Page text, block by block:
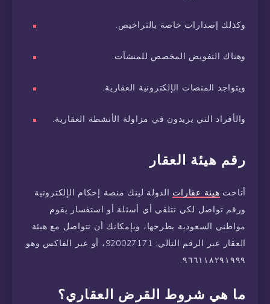
‏وكذلك إصدارات خاصة بالتراخيص.
وهناك التفويض المخصص للمنشآت.
ويتواجد المنصات الإلكترونية العقارية.
والأفراد التي يريدون في مزاولة الأنشطة العقارية.
رقم هيئة العقار
أتاحت هيئة عقارات الدولة لينك منصة إحكام الإلكترونية
ورقم تواصل لكي تتلقي أي أسئلة أو استفسار يقوم
مواطني السعودية بطرحها، وبإمكانك أن تتواصل مع هيئة
العقار عبر الرقم التالي: 920027171، أو عبر الفاكس وهو
٩٦٦١١٨٢٩١٩٩٩.
ما هي شروط القرض العقاري؟